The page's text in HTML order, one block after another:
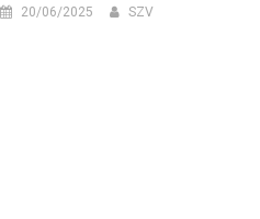
20/06/2025 SZV